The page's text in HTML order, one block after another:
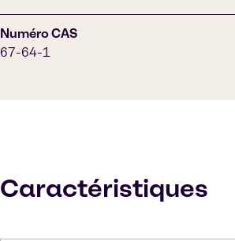
Numéro CAS
67-64-1
Caractéristiques